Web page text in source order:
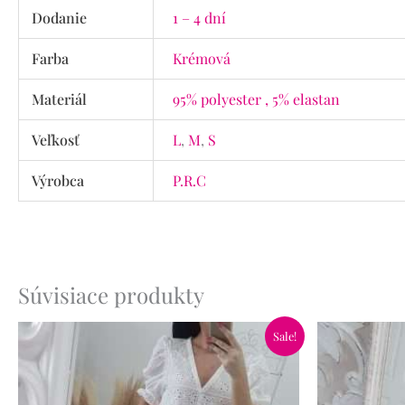
Dodanie 1 – 4 dní
Farba Krémová
Materiál 95% polyester , 5% elastan
Veľkosť L,M, S
Výrobca P.R.C
Súvisiace produkty
Sale!
bola:
34.90€.19.90€.
cena
bola: